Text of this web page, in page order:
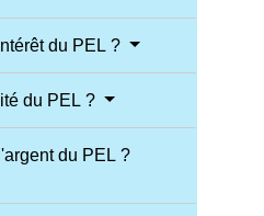
du PEL ?
du PEL ?
du PEL ?